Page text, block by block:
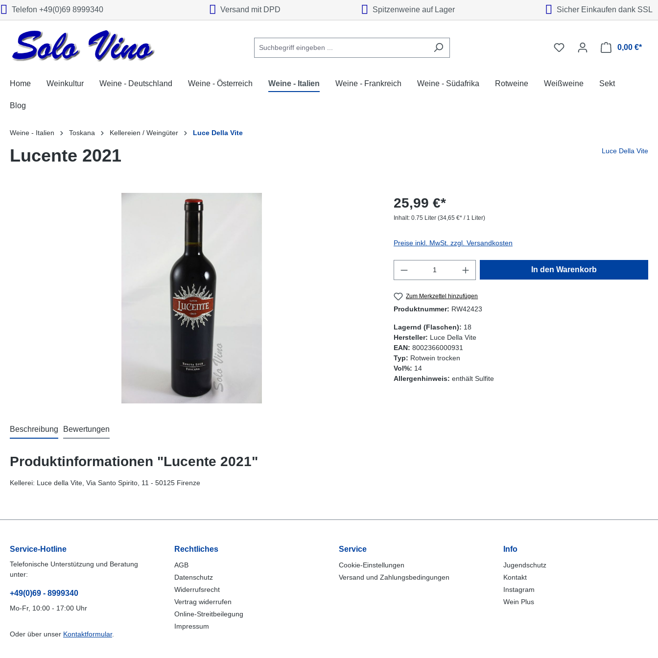
Zur Hauptnavigation springen
Telefon +49(0)69 8999340 Versand mit DPD Spitzenweine auf Lager Sicher Einkaufen dank SSL
0,00 €*
Home Weinkultur Weine - Deutschland Weine - Österreich Weine - Italien Weine - Frankreich Weine - Südafrika Rotweine Weißweine Sekt
Blog
Weine - Italien Toskana Kellereien / Weingüter Luce Della Vite
Lucente 2021 Luce Della Vite
25,99 €*
Inhalt: 0.75 Liter (34,65 €* / 1 Liter)
Preise inkl. MwSt. zzgl. Versandkosten
Produkt Anzahl: Gib den gewünschten Wert ein
In den Warenkorb
Zum Merkzettel hinzufügen
Produktnummer: RW42423
Lagernd (Flaschen): 18
Hersteller: Luce Della Vite
EAN: 8002366000931
Typ: Rotwein trocken
Vol%: 14
Allergenhinweis: enthält Sulfite
Beschreibung Bewertungen
Produktinformationen "Lucente 2021"
Kellerei: Luce della Vite, Via Santo Spirito, 11 - 50125 Firenze
Service-Hotline
Telefonische Unterstützung und Beratung
unter:
+49(0)69 - 8999340
Mo-Fr, 10:00 - 17:00 Uhr
Oder über unser Kontaktformular.
Rechtliches
AGB
Datenschutz
Widerrufsrecht
Vertrag widerrufen
Online-Streitbeilegung
Impressum
Service
Cookie-Einstellungen
Versand und Zahlungsbedingungen
Info
Jugendschutz
Kontakt
Instagram
Wein Plus